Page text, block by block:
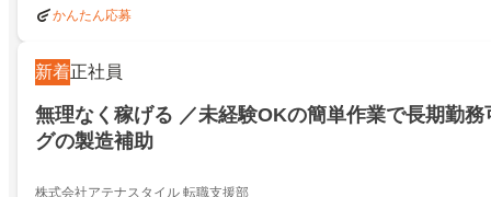
かんたん応募
新着正社員
無理なく稼げる ／未経験OKの簡単作業で長期勤務
グの製造補助
株式会社アテナスタイル 転職支援部